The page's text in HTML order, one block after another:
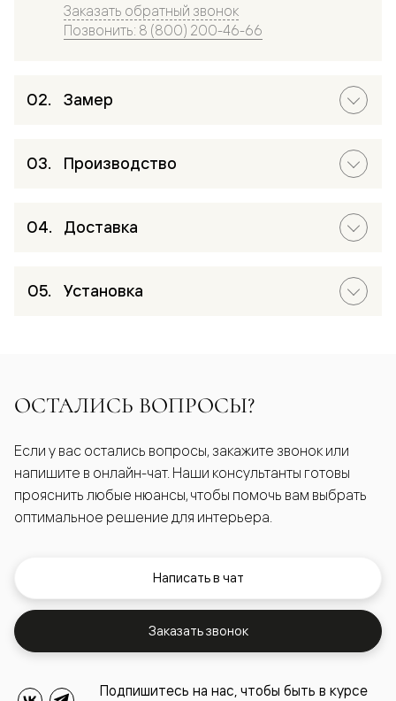
Заказать обратный звонок
Позвонить: 8 (800) 200-46-66
Замер
Производство
Доставка
Установка
ОСТАЛИСЬ ВОПРОСЫ?
Если у вас остались вопросы, закажите звонок или
напишите в онлайн-чат. Наши консультанты готовы
прояснить любые нюансы, чтобы помочь вам выбрать
оптимальное решение для интерьера.
Написать в чат
Заказать звонок
Подпишитесь на нас, чтобы быть в курсе